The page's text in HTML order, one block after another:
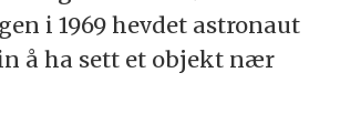
i 1969 hevdet astronaut
å ha sett et objekt nær